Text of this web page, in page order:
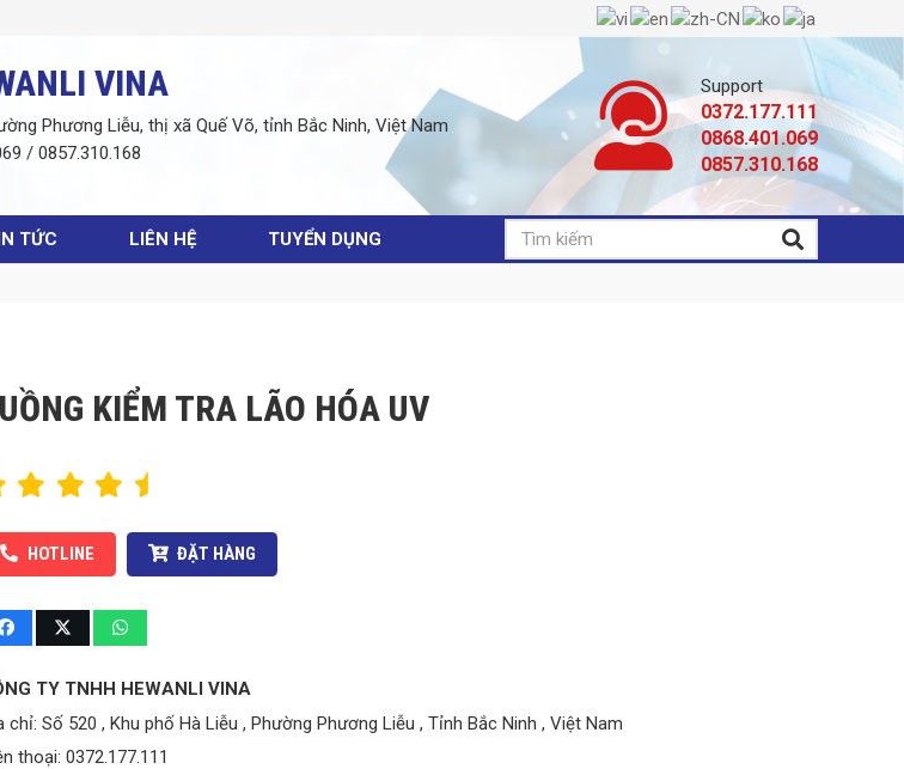
VINA
Phương Liễu, thị xã Quế Võ, tỉnh Bắc Ninh, Việt Nam
/ 0857.310.168
Support
0372.177.111
0868.401.069
0857.310.168
TỨC LIÊN HỆ TUYỂN DỤNG
KIỂM TRA LÃO HÓA UV
HOTLINE ĐẶT HÀNG
TY TNHH HEWANLI VINA
chỉ: Số 520 , Khu phố Hà Liễu , Phường Phương Liễu , Tỉnh Bắc Ninh , Việt Nam
thoại: 0372.177.111